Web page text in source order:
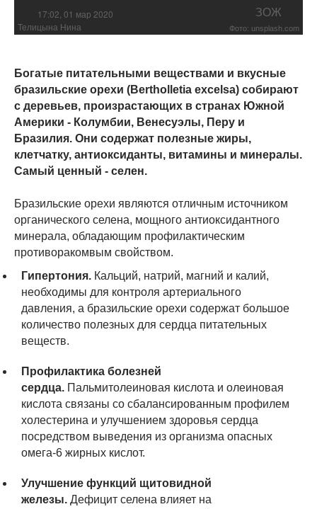
17:02, 01 мар 2020 ЗОЖ
Телицына Нина Фото: unsplash.com
Богатые питательными веществами и вкусные
бразильские орехи (Bertholletia excelsa) собирают
с деревьев, произрастающих в странах Южной
Америки - Колумбии, Венесуэлы, Перу и
Бразилия. Они содержат полезные жиры,
клетчатку, антиоксиданты, витамины и минералы.
Самый ценный - селен.
Бразильские орехи являются отличным источником
органического селена, мощного антиоксидантного
минерала, обладающим профилактическим
противоракомвым свойством.
Гипертония. Кальций, натрий, магний и калий,
необходимы для контроля артериального
давления, а бразильские орехи содержат большое
количество полезных для сердца питательных
веществ.
Профилактика болезней
сердца. Пальмитолеиновая кислота и олеиновая
кислота связаны со сбалансированным профилем
холестерина и улучшением здоровья сердца
посредством выведения из организма опасных
омега-6 жирных кислот.
Улучшение функций щитовидной
железы. Дефицит селена влияет на